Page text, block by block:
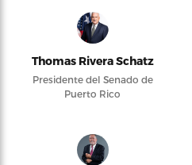
Thomas Rivera Schatz
Presidente del Senado de
Puerto Rico